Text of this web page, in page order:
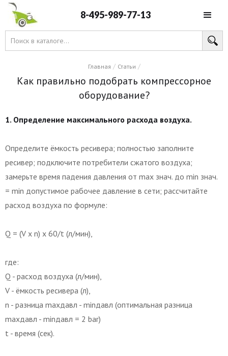
8-495-989-77-13
Главная / Статьи /
Как правильно подобрать компрессорное
оборудование?
1. Определение максимального расхода воздуха.
Определите ёмкость ресивера; полностью заполните
ресивер; подключите потребители сжатого воздуха;
замерьте время падения давления от max знач. до min знач.
= min допустимое рабочее давление в сети; рассчитайте
расход воздуха по формуле:
Q = (V x n) x 60/t (л/мин),
где:
Q - расход воздуха (л/мин),
V - ёмкость ресивера (л),
n - разница maxдавл - minдавл (оптимальная разница
maxдавл - minдавл = 2 bar)
t - время (сек).